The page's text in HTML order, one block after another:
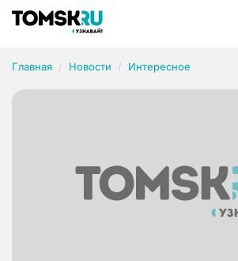
Главная Новости Интересное